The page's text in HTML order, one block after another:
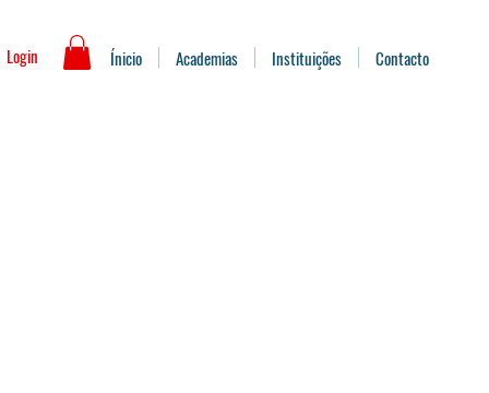
Login Ínicio Academias Instituições Contacto